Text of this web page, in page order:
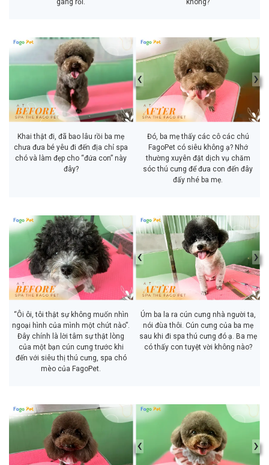
Khai thật đi, đã bao lâu rồi ba mẹ
chưa đưa bé yêu đi đến địa chỉ spa
chó và làm đẹp cho “đứa con” này
đây?
‹ ›
Đó, ba mẹ thấy các cô các chú
FagoPet có siêu không ạ? Nhớ
thường xuyên đặt dịch vụ chăm
sóc thú cưng để đưa con đến đây
đấy nhé ba mẹ.
“Ôi ôi, tôi thật sự không muốn nhìn
ngoại hình của mình một chút nào”.
Đây chính là lời tâm sự thật lòng
của một bạn cún cưng trước khi
đến với siêu thị thú cưng, spa chó
mèo của FagoPet.
‹ ›
Úm ba la ra cún cưng nhà người ta,
nói đùa thôi. Cún cưng của ba mẹ
sau khi đi spa thú cưng đó ạ. Ba mẹ
có thấy con tuyệt vời không nào?
‹ ›